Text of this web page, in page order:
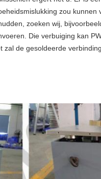
zou
zoeken wij,
Die verbuiging kan
de gesoldeerde